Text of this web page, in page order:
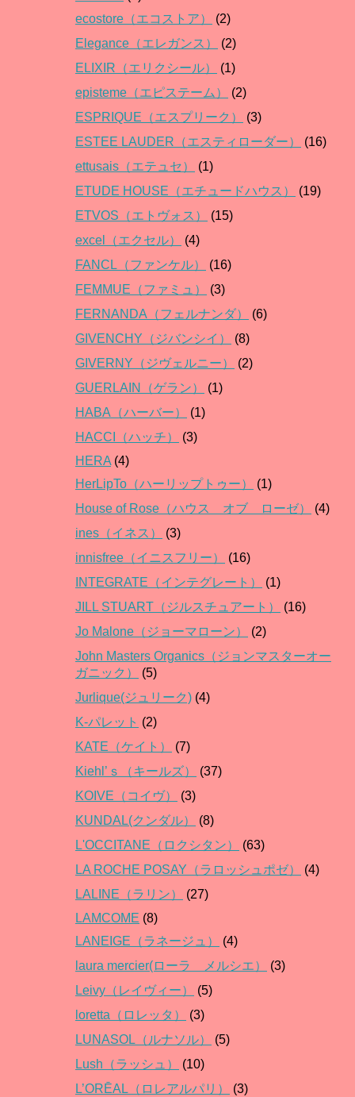
ecostore（エコストア）
(2)
Elegance（エレガンス）
(2)
ELIXIR（エリクシール）
(1)
episteme（エピステーム）
(2)
ESPRIQUE（エスプリーク）
(3)
ESTEE LAUDER（エスティローダー）
(16)
ettusais（エテュセ）
(1)
ETUDE HOUSE（エチュードハウス）
(19)
ETVOS（エトヴォス）
(15)
excel（エクセル）
(4)
FANCL（ファンケル）
(16)
FEMMUE（ファミュ）
(3)
FERNANDA（フェルナンダ）
(6)
GIVENCHY（ジバンシイ）
(8)
GIVERNY（ジヴェルニー）
(2)
GUERLAIN（ゲラン）
(1)
HABA（ハーバー）
(1)
HACCI（ハッチ）
(3)
HERA(4)
HerLipTo（ハーリップトゥー）
(1)
House of Rose（ハウス オブ ローゼ）
(4)
ines（イネス）
(3)
innisfree（イニスフリー）
(16)
INTEGRATE（インテグレート）
(1)
JILL STUART（ジルスチュアート）
(16)
Jo Malone（ジョーマローン）
(2)
John Masters Organics（ジョンマスターオー
ガニック）
(5)
Jurlique(ジュリーク) (4)
K-パレット (2)
KATE（ケイト）
(7)
Kiehl’ｓ（キールズ）
(37)
KOIVE（コイヴ）
(3)
KUNDAL(クンダル）
(8)
L'OCCITANE（ロクシタン）
(63)
LA ROCHE POSAY（ラロッシュポゼ）
(4)
LALINE（ラリン）
(27)
LAMCOME (8)
LANEIGE（ラネージュ）
(4)
laura mercier(ローラ メルシエ）
(3)
Leivy（レイヴィー）
(5)
loretta（ロレッタ）
(3)
LUNASOL（ルナソル）
(5)
Lush（ラッシュ）
(10)
L’ORĒAL（ロレアルパリ）
(3)